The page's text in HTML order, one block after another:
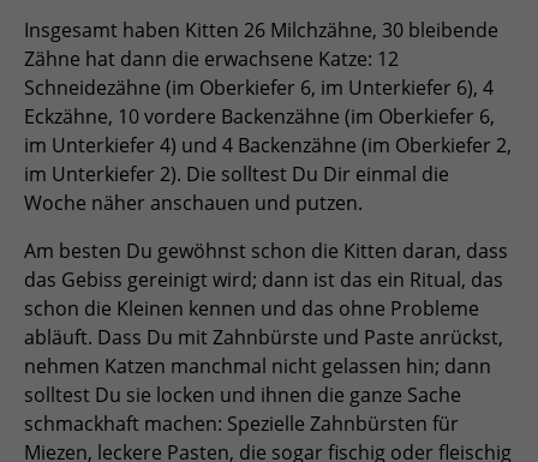
Insgesamt haben Kitten 26 Milchzähne, 30 bleibende
Zähne hat dann die erwachsene Katze: 12
Schneidezähne (im Oberkiefer 6, im Unterkiefer 6), 4
Eckzähne, 10 vordere Backenzähne (im Oberkiefer 6,
im Unterkiefer 4) und 4 Backenzähne (im Oberkiefer 2,
im Unterkiefer 2). Die solltest Du Dir einmal die
Woche näher anschauen und putzen.
Am besten Du gewöhnst schon die Kitten daran, dass
das Gebiss gereinigt wird; dann ist das ein Ritual, das
schon die Kleinen kennen und das ohne Probleme
abläuft. Dass Du mit Zahnbürste und Paste anrückst,
nehmen Katzen manchmal nicht gelassen hin; dann
solltest Du sie locken und ihnen die ganze Sache
schmackhaft machen: Spezielle Zahnbürsten für
Miezen, leckere Pasten, die sogar fischig oder fleischig